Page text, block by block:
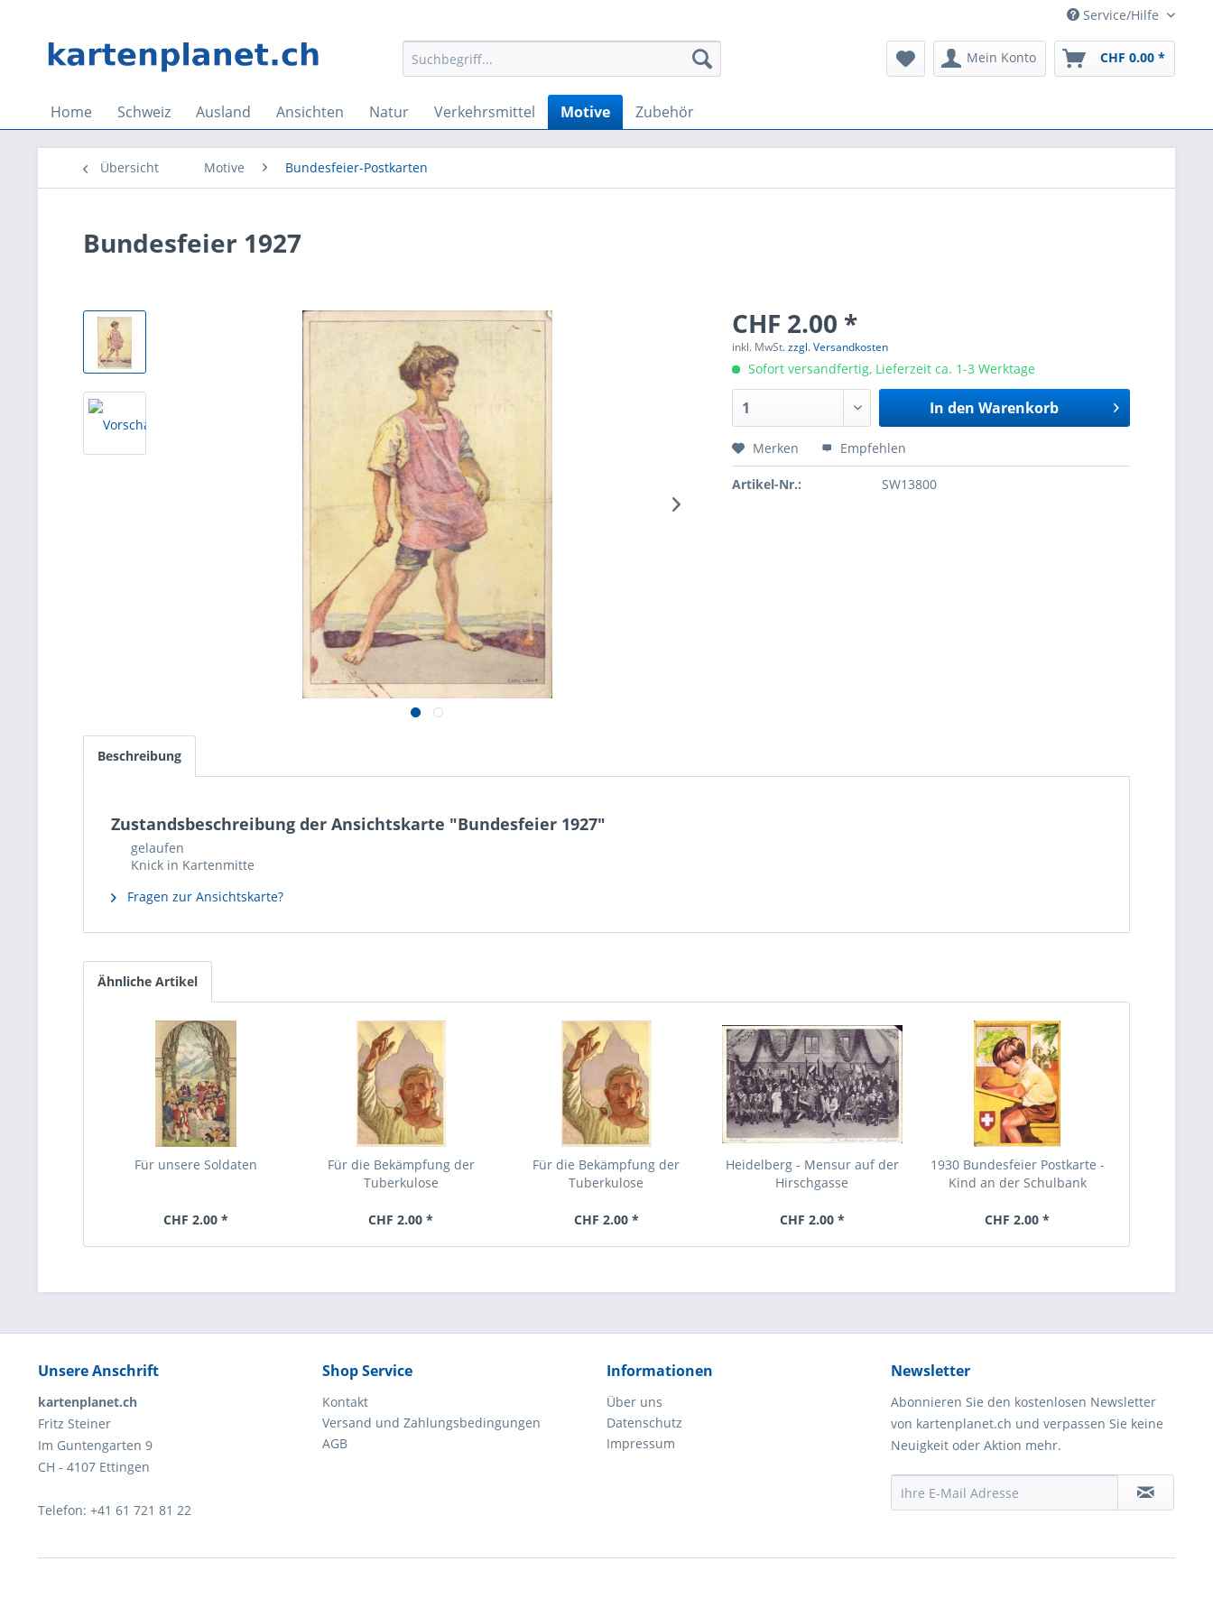
Service/Hilfe
Mein Konto CHF 0.00 *
Home Schweiz Ausland Ansichten Natur Verkehrsmittel Motive Zubehör
Übersicht Motive Bundesfeier-Postkarten
Bundesfeier 1927
CHF 2.00 *
inkl. MwSt.zzgl. Versandkosten
Sofort versandfertig, Lieferzeit ca. 1-3 Werktage
In den Warenkorb
Merken Empfehlen
Artikel-Nr.: SW13800
Beschreibung
Zustandsbeschreibung der Ansichtskarte "Bundesfeier 1927"
gelaufen
Knick in Kartenmitte
Fragen zur Ansichtskarte?
Ähnliche Artikel
Für unsere Soldaten
CHF 2.00 *
Für die Bekämpfung der
Tuberkulose
CHF 2.00 *
Für die Bekämpfung der
Tuberkulose
CHF 2.00 *
Heidelberg - Mensur auf der
Hirschgasse
CHF 2.00 *
1930 Bundesfeier Postkarte -
Kind an der Schulbank
CHF 2.00 *
Unsere Anschrift
kartenplanet.ch
Fritz Steiner
Im Guntengarten 9
CH - 4107 Ettingen
Telefon: +41 61 721 81 22
Shop Service
Kontakt
Versand und Zahlungsbedingungen
AGB
Informationen
Über uns
Datenschutz
Impressum
Newsletter
Abonnieren Sie den kostenlosen Newsletter
von kartenplanet.ch und verpassen Sie keine
Neuigkeit oder Aktion mehr.